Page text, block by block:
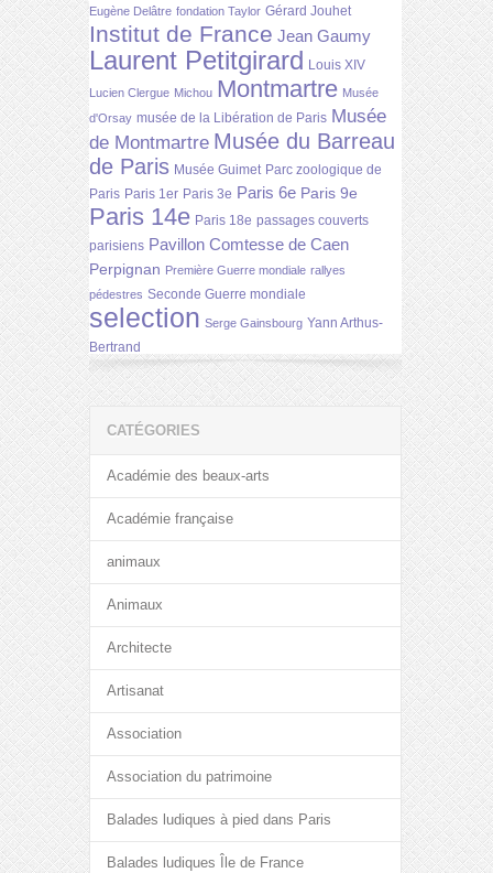
Eugène Delâtre fondation Taylor Gérard Jouhet
Institut de France Jean Gaumy
Laurent Petitgirard Louis XIV
Lucien Clergue Michou Montmartre Musée
d'Orsay musée de la Libération de Paris Musée
de Montmartre Musée du Barreau
de Paris Musée Guimet Parc zoologique de
Paris Paris 1er Paris 3e Paris 6e Paris 9e
Paris 14e Paris 18e passages couverts
parisiens Pavillon Comtesse de Caen
Perpignan Première Guerre mondiale rallyes
pédestres Seconde Guerre mondiale
selection Serge Gainsbourg Yann Arthus-
Bertrand
CATÉGORIES
Académie des beaux-arts
Académie française
animaux
Animaux
Architecte
Artisanat
Association
Association du patrimoine
Balades ludiques à pied dans Paris
Balades ludiques Île de France